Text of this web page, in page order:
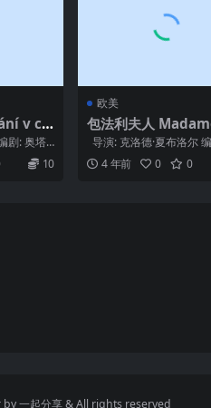
v ce
剧: 奥塔·
10
欧美
包法利夫人
vary (1991)
导演: 克洛德·夏布洛尔
斯塔夫·福楼拜 / 克洛德·
4 年前 0 0
by一起分享& All rights reserved